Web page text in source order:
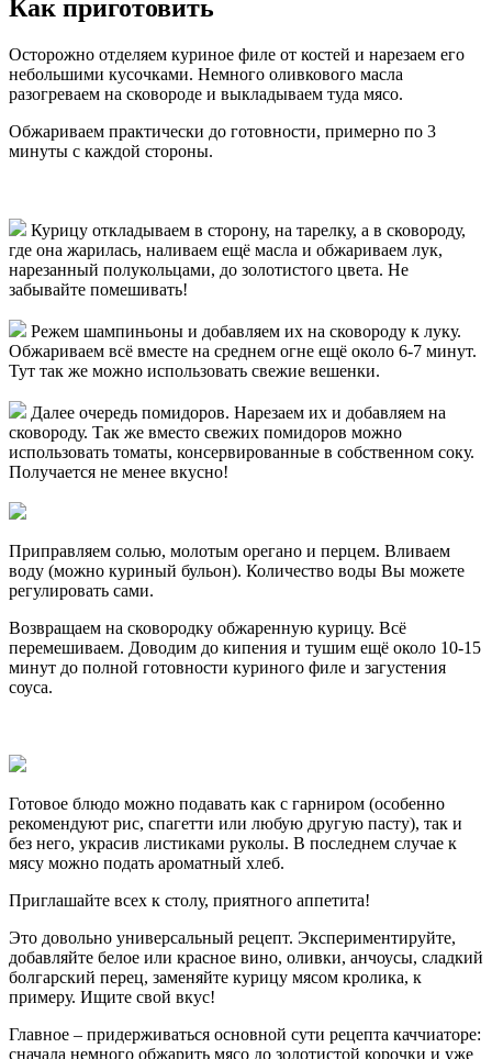
Как приготовить
Осторожно отделяем куриное филе от костей и нарезаем его
небольшими кусочками. Немного оливкового масла
разогреваем на сковороде и выкладываем туда мясо.
Обжариваем практически до готовности, примерно по 3
минуты с каждой стороны.
Курицу откладываем в сторону, на тарелку, а в сковороду,
где она жарилась, наливаем ещё масла и обжариваем лук,
нарезанный полукольцами, до золотистого цвета. Не
забывайте помешивать!
Режем шампиньоны и добавляем их на сковороду к луку.
Обжариваем всё вместе на среднем огне ещё около 6-7 минут.
Тут так же можно использовать свежие вешенки.
Далее очередь помидоров. Нарезаем их и добавляем на
сковороду. Так же вместо свежих помидоров можно
использовать томаты, консервированные в собственном соку.
Получается не менее вкусно!
Приправляем солью, молотым орегано и перцем. Вливаем
воду (можно куриный бульон). Количество воды Вы можете
регулировать сами.
Возвращаем на сковородку обжаренную курицу. Всё
перемешиваем. Доводим до кипения и тушим ещё около 10-15
минут до полной готовности куриного филе и загустения
соуса.
Готовое блюдо можно подавать как с гарниром (особенно
рекомендуют рис, спагетти или любую другую пасту), так и
без него, украсив листиками руколы. В последнем случае к
мясу можно подать ароматный хлеб.
Приглашайте всех к столу, приятного аппетита!
Это довольно универсальный рецепт. Экспериментируйте,
добавляйте белое или красное вино, оливки, анчоусы, сладкий
болгарский перец, заменяйте курицу мясом кролика, к
примеру. Ищите свой вкус!
Главное – придерживаться основной сути рецепта каччиаторе:
сначала немного обжарить мясо до золотистой корочки и уже